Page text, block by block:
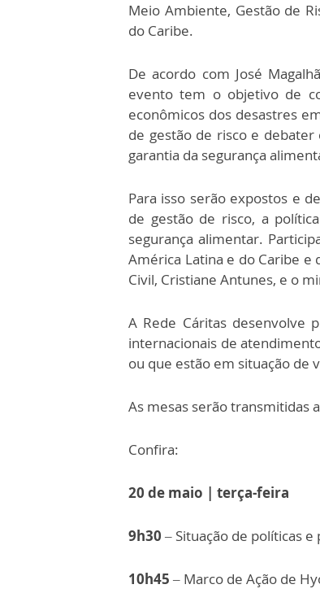
Meio Ambiente, Gestão de
do Caribe.
De acordo com José
evento tem o objetivo de
econômicos dos desastres
de gestão de risco e debater
garantia da segurança
Para isso serão expostos e
de gestão de risco, a
segurança alimentar.
América Latina e do Caribe e
Civil, Cristiane Antunes, e o
A Rede Cáritas desenvolve
internacionais de
ou que estão em situação de
As mesas serão transmitidas
Confira:
20 de maio | terça-feira
9h30 – Situação de políticas
10h45 – Marco de Ação de